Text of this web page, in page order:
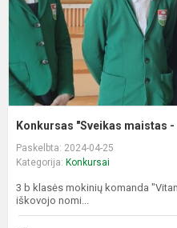
Konkursas "Sveikas maistas
Paskelbta: 2024-04-25
Kategorija: Konkursai
3 b klasės mokinių komanda
iškovojo nomi...